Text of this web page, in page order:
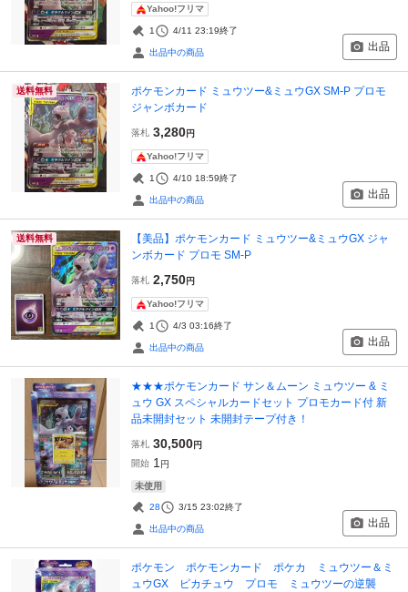
Yahoo!フリマ
1 4/11 23:19終了
出品中の商品 出品
送料無料
ポケモンカード ミュウツー&ミュウGX SM-P プロモ
ジャンボカード
落札 3,280円
Yahoo!フリマ
1 4/10 18:59終了
出品中の商品 出品
送料無料
【美品】ポケモンカード ミュウツー&ミュウGX ジャ
ンボカード プロモ SM-P
落札 2,750円
Yahoo!フリマ
1 4/3 03:16終了
出品中の商品 出品
★★★ポケモンカード サン＆ムーン ミュウツー & ミ
ュウ GX スペシャルカードセット プロモカード付 新
品未開封セット 未開封テープ付き！
落札 30,500円
開始 1 円
未使用
28 3/15 23:02終了
出品中の商品 出品
ポケモン ポケモンカード ポケカ ミュウツー＆ミ
ュウGX ピカチュウ プロモ ミュウツーの逆襲